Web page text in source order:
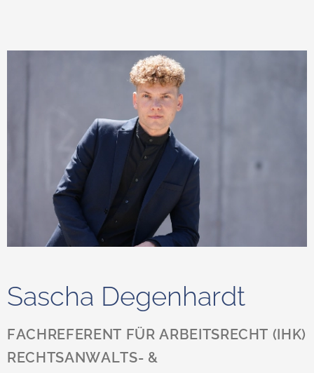
Sascha Degenhardt
FACHREFERENT FÜR ARBEITSRECHT (IHK)
RECHTSANWALTS- &